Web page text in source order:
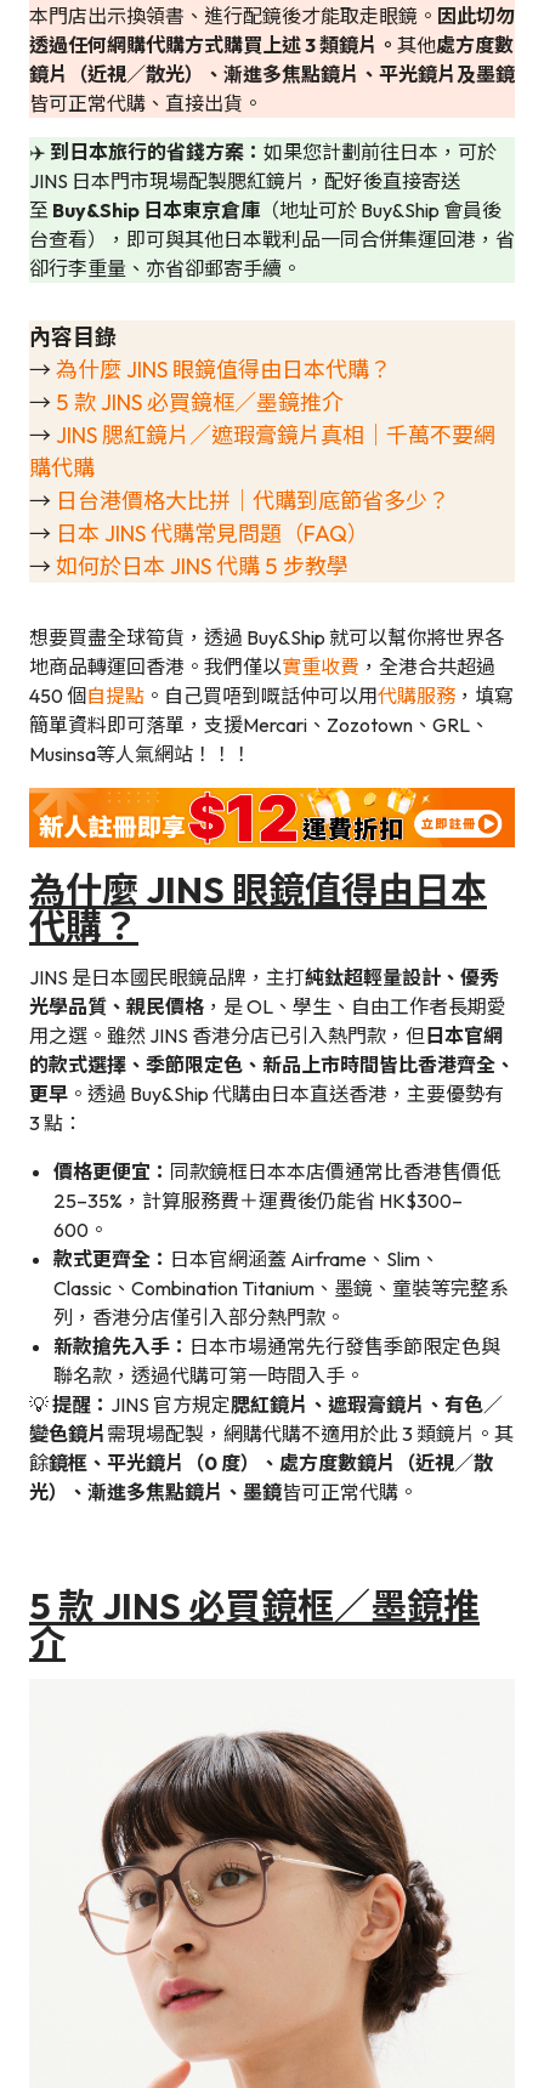
本門店出示換領書、進行配鏡後才能取走眼鏡。 因此切勿
透過任何網購代購方式購買上述 3 類鏡片。 其他處方度數
鏡片（近視／散光）、漸進多焦點鏡片、平光鏡片及墨鏡
皆可正常代購、直接出貨。
✈️ 到日本旅行的省錢方案： 如果您計劃前往日本，可於
JINS 日本門市現場配製腮紅鏡片，配好後直接寄送
至 Buy&Ship 日本東京倉庫 （地址可於 Buy&Ship 會員後
台查看），即可與其他日本戰利品一同合併集運回港，省
卻行李重量、亦省卻郵寄手續。
內容目錄
→ 為什麼 JINS 眼鏡值得由日本代購？
→ 5 款 JINS 必買鏡框／墨鏡推介
→ JINS 腮紅鏡片／遮瑕膏鏡片真相｜千萬不要網
購代購
→ 日台港價格大比拼｜代購到底節省多少？
→ 日本 JINS 代購常見問題（FAQ）
→ 如何於日本 JINS 代購 5 步教學
想要買盡全球筍貨，透過 Buy&Ship 就可以幫你將世界各
地商品轉運回香港。我們僅以實重收費 ，全港合共超過
450 個自提點 。自己買唔到嘅話仲可以用代購服務 ，填寫
簡單資料即可落單，支援Mercari、Zozotown、GRL、
Musinsa等人氣網站！！！
為什麼 JINS 眼鏡值得由日本
代購？
JINS 是日本國民眼鏡品牌，主打純鈦超輕量設計、優秀
光學品質、親民價格 ，是 OL、學生、自由工作者長期愛
用之選。雖然 JINS 香港分店已引入熱門款，但 日本官網
的款式選擇、季節限定色、新品上市時間皆比香港齊全、
更早 。透過 Buy&Ship 代購由日本直送香港，主要優勢有
3 點：
價格更便宜： 同款鏡框日本本店價通常比香港售價低
25–35%，計算服務費＋運費後仍能省 HK$300–
600。
款式更齊全： 日本官網涵蓋 Airframe、Slim、
Classic、Combination Titanium、墨鏡、童裝等完整系
列，香港分店僅引入部分熱門款。
新款搶先入手： 日本市場通常先行發售季節限定色與
聯名款，透過代購可第一時間入手。
💡提醒： JINS 官方規定腮紅鏡片、遮瑕膏鏡片、有色／
變色鏡片 需現場配製，網購代購不適用於此 3 類鏡片。其
餘鏡框、平光鏡片（0 度）、處方度數鏡片（近視／散
光）、漸進多焦點鏡片、墨鏡皆可正常代購。
5 款 JINS 必買鏡框／墨鏡推
介